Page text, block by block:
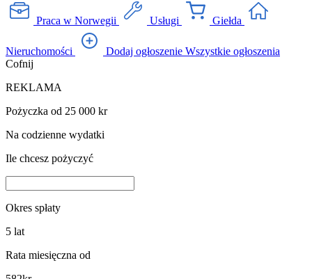
Praca w Norwegii Usługi Giełda
Nieruchomości Dodaj ogłoszenie Wszystkie ogłoszenia
Cofnij
REKLAMA
Pożyczka od 25 000 kr
Na codzienne wydatki
Ile chcesz pożyczyć
Okres spłaty
5 lat
Rata miesięczna od